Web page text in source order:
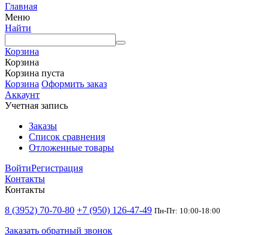
Главная
Меню
Найти
Корзина
Корзина
Корзина пуста
Корзина Оформить заказ
Аккаунт
Учетная запись
Заказы
Список сравнения
Отложенные товары
ВойтиРегистрация
Контакты
Контакты
8 (3952) 70-70-80 +7 (950) 126-47-49 Пн-Пт: 10:00-18:00
Заказать обратный звонок